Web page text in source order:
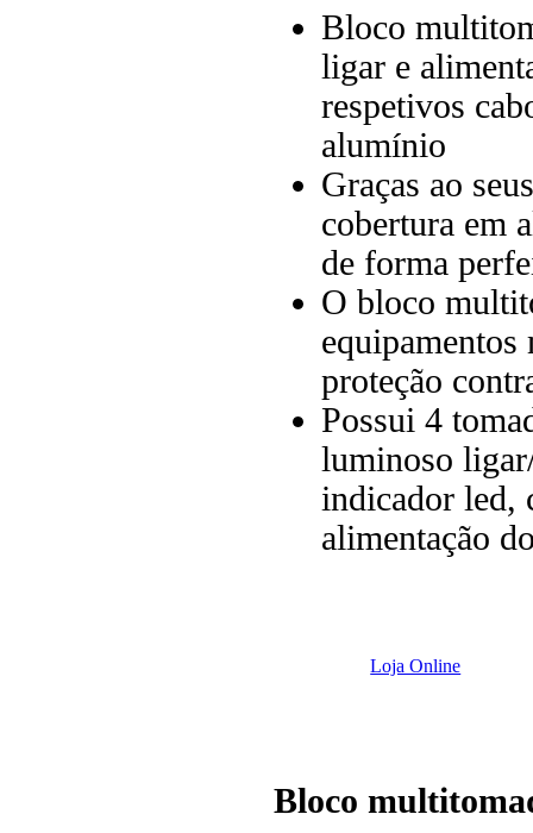
Bloco
ligar e
respetivos
alumínio
Graças ao
cobertura em
de forma
O bloco
equipamentos
proteção
Possui 4
luminoso
indicador led,
alimentação
Loja Online
Bloco